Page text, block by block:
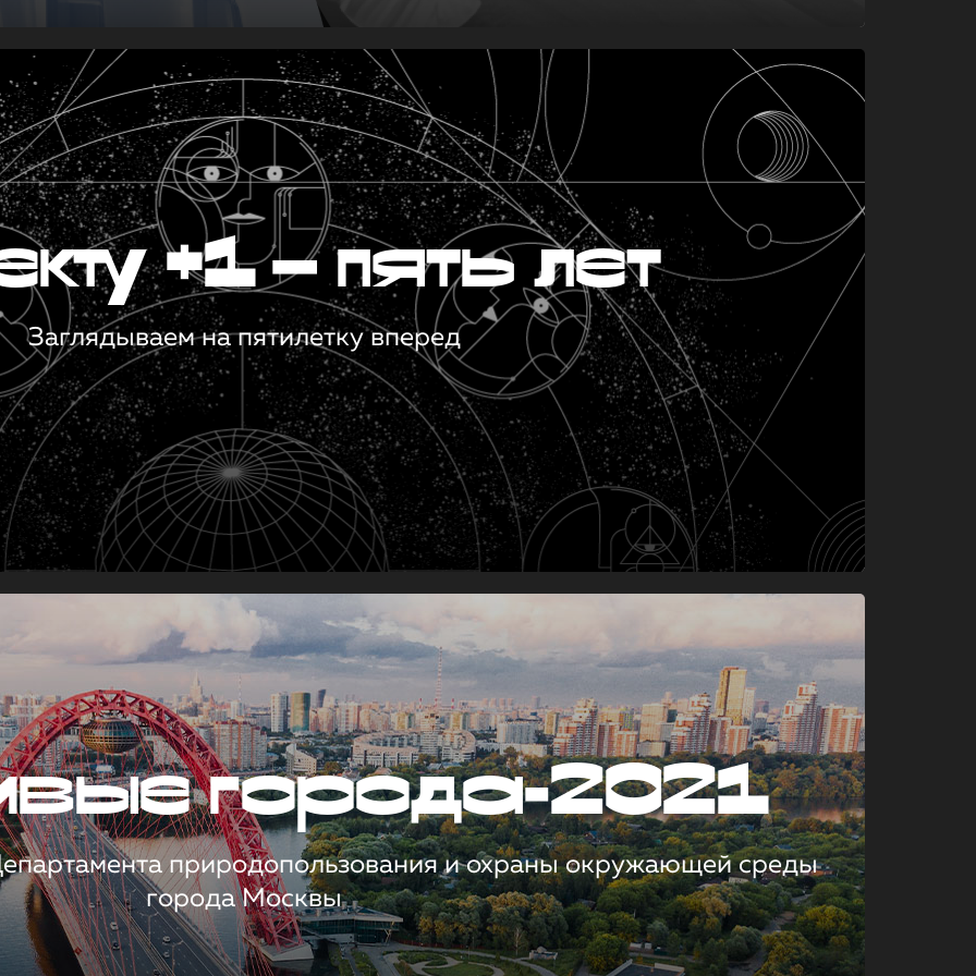
+1 — пять лет
Заглядываем на пятилетку вперед
города-2021
природопользования и охраны окружающей среды
города Москвы